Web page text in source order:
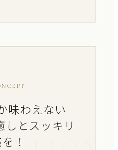
味わえない
とスッキリ
！